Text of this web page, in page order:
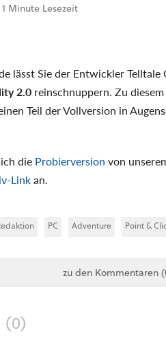
1 Minute Lesezeit
lässt Sie der Entwickler
2.0 reinschnuppern. Zu
Teil der Vollversion in
die Probierversion von
Linkan.
PC Adventure Point &
zu den Kommentaren
(0)